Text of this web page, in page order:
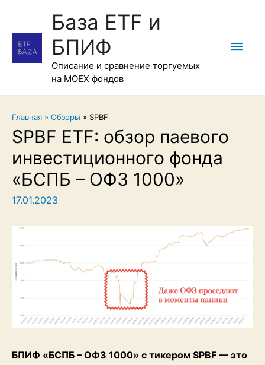
База ETF и
БПИФ
Описание и сравнение торгуемых
на MOEX фондов
Главная » Обзоры » SPBF
SPBF ETF: обзор паевого
инвестиционного фонда
«БСПБ – ОФЗ 1000»
17.01.2023
БПИФ «БСПБ – ОФЗ 1000» с тикером SPBF — это